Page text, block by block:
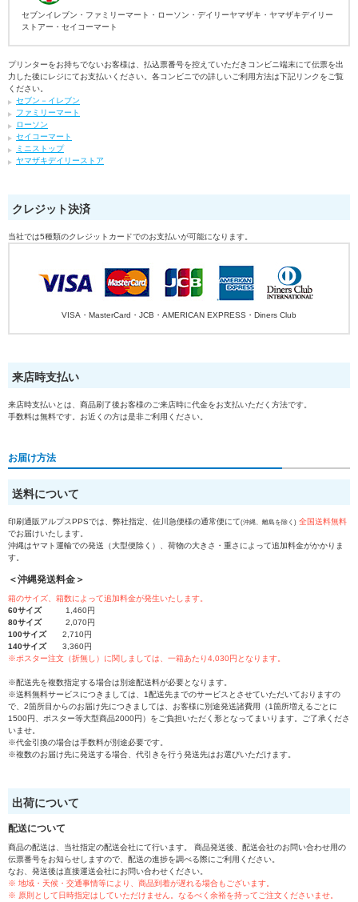
セブンイレブン・ファミリーマート・ローソン・デイリーヤマザキ・ヤマザキデイリー
ストアー・セイコーマート
プリンターをお持ちでないお客様は、払込票番号を控えていただきコンビニ端末にて伝票を出
力した後にレジにてお支払いください。各コンビニでの詳しいご利用方法は下記リンクをご覧
ください。
セブン－イレブン
ファミリーマート
ローソン
セイコーマート
ミニストップ
ヤマザキデイリーストア
クレジット決済
当社では5種類のクレジットカードでのお支払いが可能になります。
VISA・MasterCard・JCB・AMERICAN EXPRESS・Diners Club
来店時支払い
来店時支払いとは、商品刷了後お客様のご来店時に代金をお支払いただく方法です。
手数料は無料です。お近くの方は是非ご利用ください。
お届け方法
送料について
印刷通販アルプスPPSでは、弊社指定、佐川急便様の通常便にて(沖縄、離島を除く) 全国送料無料
でお届けいたします。
沖縄はヤマト運輸での発送（大型便除く）、荷物の大きさ・重さによって追加料金がかかりま
す。
＜沖縄発送料金＞
箱のサイズ、箱数によって追加料金が発生いたします。
60サイズ1,460円
80サイズ2,070円
100サイズ2,710円
140サイズ3,360円
※ポスター注文（折無し）に関しましては、一箱あたり4,030円となります。
※配送先を複数指定する場合は別途配送料が必要となります。
※送料無料サービスにつきましては、1配送先までのサービスとさせていただいておりますの
で、2箇所目からのお届け先につきましては、お客様に別途発送諸費用（1箇所増えるごとに
1500円、ポスター等大型商品2000円）をご負担いただく形となってまいります。ご了承くださ
いませ。
※代金引換の場合は手数料が別途必要です。
※複数のお届け先に発送する場合、代引きを行う発送先はお選びいただけます。
出荷について
配送について
商品の配送は、当社指定の配送会社にて行います。 商品発送後、配送会社のお問い合わせ用の
伝票番号をお知らせしますので、配送の進捗を調べる際にご利用ください。
なお、発送後は直接運送会社にお問い合わせください。
※ 地域・天候・交通事情等により、商品到着が遅れる場合もございます。
※ 原則として日時指定はしていただけません。なるべく余裕を持ってご注文くださいませ。